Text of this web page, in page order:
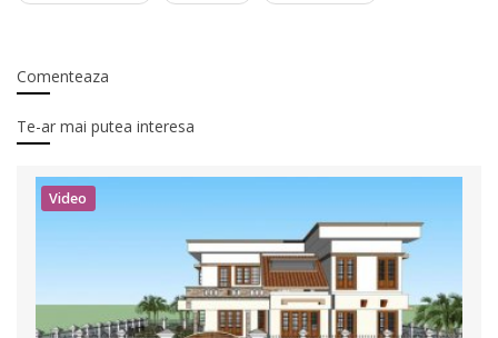
Comenteaza
Te-ar mai putea interesa
Video